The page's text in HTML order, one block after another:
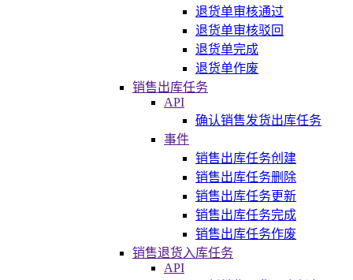
退货单审核通过
退货单审核驳回
退货单完成
退货单作废
销售出库任务
API
确认销售发货出库任务
事件
销售出库任务创建
销售出库任务删除
销售出库任务更新
销售出库任务完成
销售出库任务作废
销售退货入库任务
API